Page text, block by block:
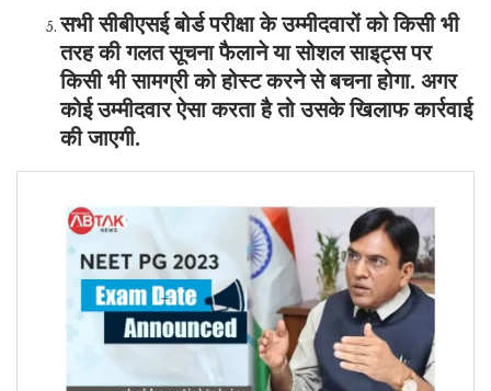
सभी सीबीएसई बोर्ड परीक्षा के उम्मीदवारों को किसी भी
तरह की गलत सूचना फैलाने या सोशल साइट्स पर
किसी भी सामग्री को होस्ट करने से बचना होगा. अगर
कोई उम्मीदवार ऐसा करता है तो उसके खिलाफ कार्रवाई
की जाएगी.